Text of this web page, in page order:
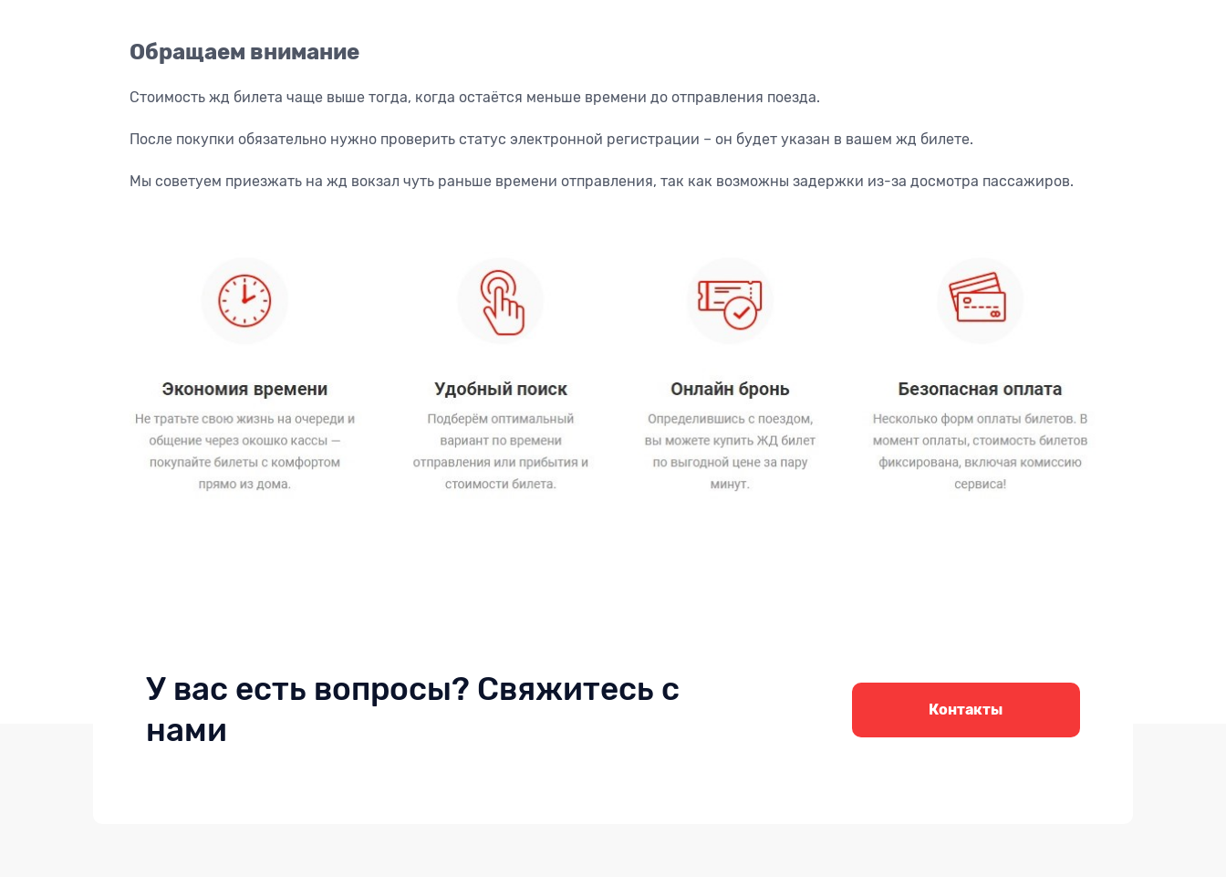
Обращаем внимание
Стоимость жд билета чаще выше тогда, когда остаётся меньше времени до отправления поезда.
После покупки обязательно нужно проверить статус электронной регистрации – он будет указан в вашем жд билете.
Мы советуем приезжать на жд вокзал чуть раньше времени отправления, так как возможны задержки из-за досмотра пассажиров.
У вас есть вопросы? Свяжитесь с
нами
Контакты